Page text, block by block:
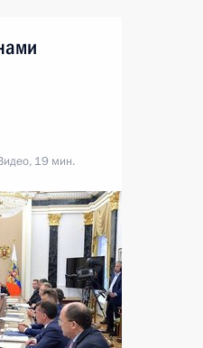
19 мин.